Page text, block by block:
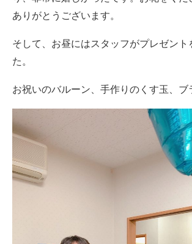
ありがとうございます。
そして、お昼にはスタッフがプレゼント
た。
お祝いのバルーン、手作りのくす玉、ブ